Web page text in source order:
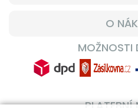
O
MOŽNOSTI